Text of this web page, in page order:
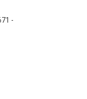
trường khắc nghiệt, đèn
không gian sống an
-